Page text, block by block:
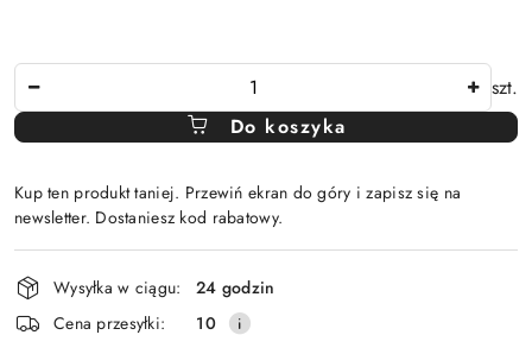
szt.
Do koszyka
Kup ten produkt taniej. Przewiń ekran do góry i zapisz się na
newsletter. Dostaniesz kod rabatowy.
Dostępność
i
dostawa
Wysyłka w ciągu:
24 godzin
Cena przesyłki:
10